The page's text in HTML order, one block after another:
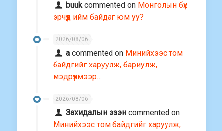
buukcommented on Монголын бүх
эрчүүд ийм байдаг юм уу?
2026/08/06
a commented on Минийхээс том
байдгийг харуулж, бариулж,
мэдрүүлмээр…
2026/08/06
Захидалын эзэн commented on
Минийхээс том байдгийг харуулж,